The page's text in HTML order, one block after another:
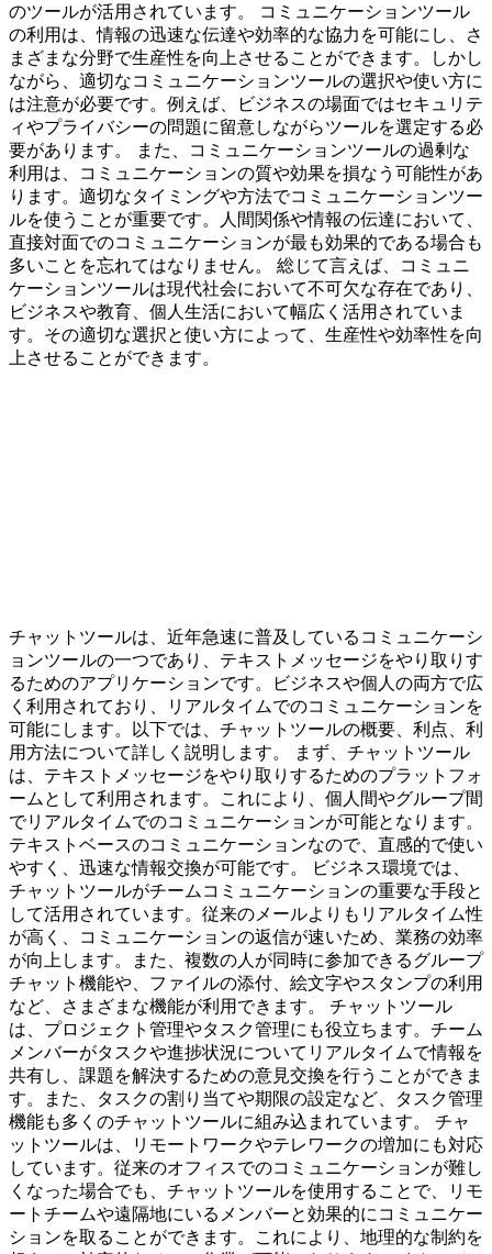
のツールが活用されています。 コミュニケーションツール
の利用は、情報の迅速な伝達や効率的な協力を可能にし、さ
まざまな分野で生産性を向上させることができます。しかし
ながら、適切なコミュニケーションツールの選択や使い方に
は注意が必要です。例えば、ビジネスの場面ではセキュリテ
ィやプライバシーの問題に留意しながらツールを選定する必
要があります。 また、コミュニケーションツールの過剰な
利用は、コミュニケーションの質や効果を損なう可能性があ
ります。適切なタイミングや方法でコミュニケーションツー
ルを使うことが重要です。人間関係や情報の伝達において、
直接対面でのコミュニケーションが最も効果的である場合も
多いことを忘れてはなりません。 総じて言えば、コミュニ
ケーションツールは現代社会において不可欠な存在であり、
ビジネスや教育、個人生活において幅広く活用されていま
す。その適切な選択と使い方によって、生産性や効率性を向
上させることができます。
チャットツールは、近年急速に普及しているコミュニケーシ
ョンツールの一つであり、テキストメッセージをやり取りす
るためのアプリケーションです。ビジネスや個人の両方で広
く利用されており、リアルタイムでのコミュニケーションを
可能にします。以下では、チャットツールの概要、利点、利
用方法について詳しく説明します。 まず、チャットツール
は、テキストメッセージをやり取りするためのプラットフォ
ームとして利用されます。これにより、個人間やグループ間
でリアルタイムでのコミュニケーションが可能となります。
テキストベースのコミュニケーションなので、直感的で使い
やすく、迅速な情報交換が可能です。 ビジネス環境では、
チャットツールがチームコミュニケーションの重要な手段と
して活用されています。従来のメールよりもリアルタイム性
が高く、コミュニケーションの返信が速いため、業務の効率
が向上します。また、複数の人が同時に参加できるグループ
チャット機能や、ファイルの添付、絵文字やスタンプの利用
など、さまざまな機能が利用できます。 チャットツール
は、プロジェクト管理やタスク管理にも役立ちます。チーム
メンバーがタスクや進捗状況についてリアルタイムで情報を
共有し、課題を解決するための意見交換を行うことができま
す。また、タスクの割り当てや期限の設定など、タスク管理
機能も多くのチャットツールに組み込まれています。 チャ
ットツールは、リモートワークやテレワークの増加にも対応
しています。従来のオフィスでのコミュニケーションが難し
くなった場合でも、チャットツールを使用することで、リモ
ートチームや遠隔地にいるメンバーと効果的にコミュニケー
ションを取ることができます。これにより、地理的な制約を